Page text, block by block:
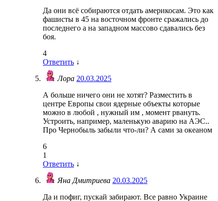
Да они всё собираются отдать америкосам. Это как
фашисты в 45 на восточном фронте сражались до
последнего а на западном массово сдавались без
боя.
4
Ответить ↓
Лора 20.03.2025
А больше ничего они не хотят? Разместить в
центре Европы свои ядерные объекты которые
можно в любой , нужный им , момент рвануть.
Устроить, например, маленькую аварию на АЭС..
Про Чернобыль забыли что-ли? А сами за океаном
6
1
Ответить ↓
Яна Дмитриева 20.03.2025
Да и пофиг, пускай забирают. Все равно Украине